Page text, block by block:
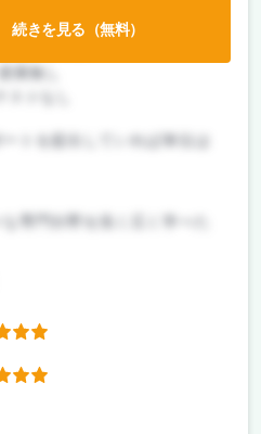
授業無し
続きを見る（無料）